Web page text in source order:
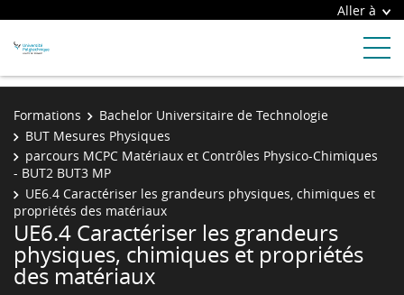
Aller à
Formations
Bachelor Universitaire de Technologie
BUT Mesures Physiques
parcours MCPC Matériaux et Contrôles Physico-Chimiques
- BUT2 BUT3 MP
UE6.4 Caractériser les grandeurs physiques, chimiques et
propriétés des matériaux
UE6.4 Caractériser les grandeurs
physiques, chimiques et propriétés
des matériaux